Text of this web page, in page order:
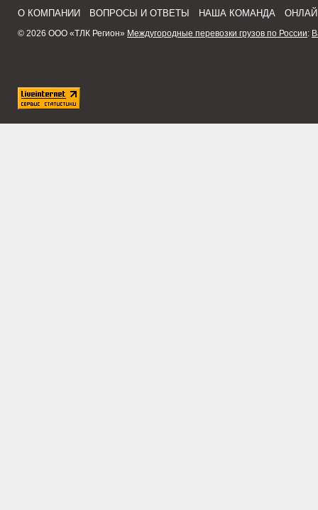
О КОМПАНИИ ВОПРОСЫ И ОТВЕТЫ НАША КОМАНДА
© 2026 ООО «ТЛК Регион» Междугородные перевозки грузов по России: